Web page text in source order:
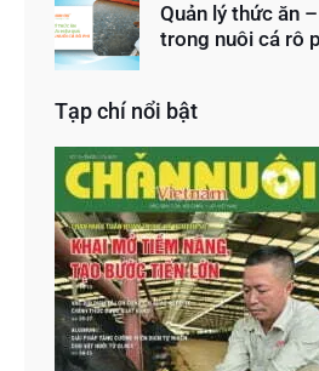
Quản lý thức ăn
trong nuôi cá rô
Tạp chí nổi bật